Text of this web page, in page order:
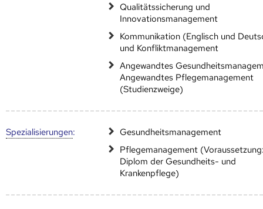
Qualitätssicherung und
Innovationsmanagement
Kommunikation (Englisch und
und Konfliktmanagement
Angewandtes
Angewandtes Pflegemanagement
(Studienzweige)
Speziali­sierungen:
Gesundheitsmanagement
Pflegemanagement
Diplom der Gesundheits- und
Krankenpflege)